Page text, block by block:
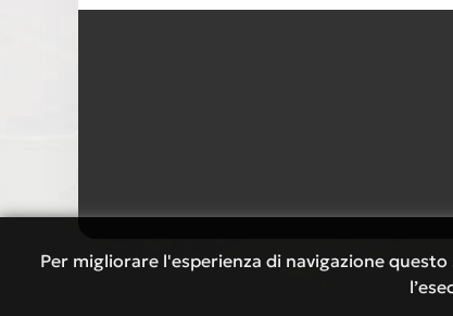
Per migliorare l'esperienza di navigazione